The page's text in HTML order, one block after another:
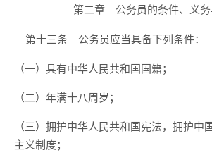
第二章 公务员的条件、义务
第十三条
公务员应当具备下列条件：
（一）具有中华人民共和国国籍；
（二）年满十八周岁；
（三）拥护中华人民共和国宪法，拥护中
主义制度；